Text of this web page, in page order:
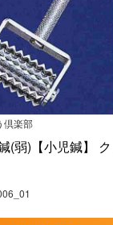
倶楽部
(弱)【小児鍼】